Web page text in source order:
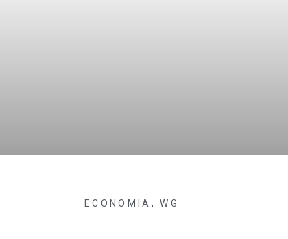
ECONOMIA ,WG